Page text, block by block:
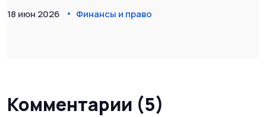
18 июн 2026 Финансы и право
Комментарии (5)